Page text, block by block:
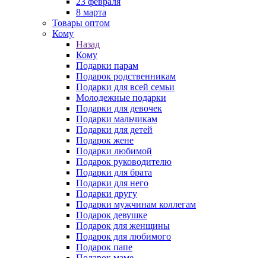
8 марта
Товары оптом
Кому
Назад
Кому
Подарки парам
Подарок родственникам
Подарки для всей семьи
Молодежные подарки
Подарки для девочек
Подарки мальчикам
Подарки для детей
Подарок жене
Подарки любимой
Подарок руководителю
Подарки для брата
Подарки для него
Подарки другу
Подарки мужчинам коллегам
Подарок девушке
Подарок для женщины
Подарок для любимого
Подарок папе